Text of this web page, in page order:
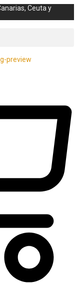
Ceuta y